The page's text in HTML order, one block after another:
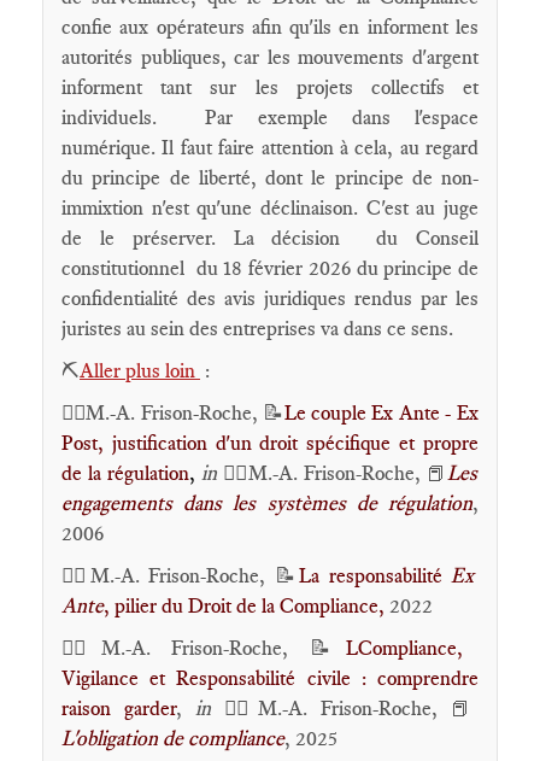
confie aux opérateurs afin qu'ils en informent les
autorités publiques, car les mouvements d'argent
informent tant sur les projets collectifs et
individuels. Par exemple dans l'espace
numérique. Il faut faire attention à cela, au regard
du principe de liberté, dont le principe de non-
immixtion n'est qu'une déclinaison. C'est au juge
de le préserver. La décision du Conseil
constitutionnel du 18 février 2026 du principe de
confidentialité des avis juridiques rendus par les
juristes au sein des entreprises va dans ce sens.
⛏️Aller plus loin :
🕴🏻M.-A. Frison-Roche, 📝Le couple Ex Ante - Ex
Post, justification d'un droit spécifique et propre
de la régulation, in 🕴🏻M.-A. Frison-Roche, 📕 Les
engagements dans les systèmes de régulation,
2006
🕴🏻M.-A. Frison-Roche, 📝La responsabilitéEx
Ante, pilier du Droit de la Compliance, 2022
🕴🏻M.-A. Frison-Roche, 📝 LCompliance,
Vigilance et Responsabilité civile : comprendre
raison garder,in 🕴🏻M.-A. Frison-Roche, 📕
L'obligation de compliance, 2025